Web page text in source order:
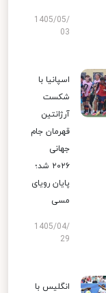
1405/05/
03
اسپانیا با
شکست
آرژانتین
قهرمان جام
جهانی
۲۰۲۶ شد؛
پایان رویای
مسی
1405/04/
29
انگلیس با